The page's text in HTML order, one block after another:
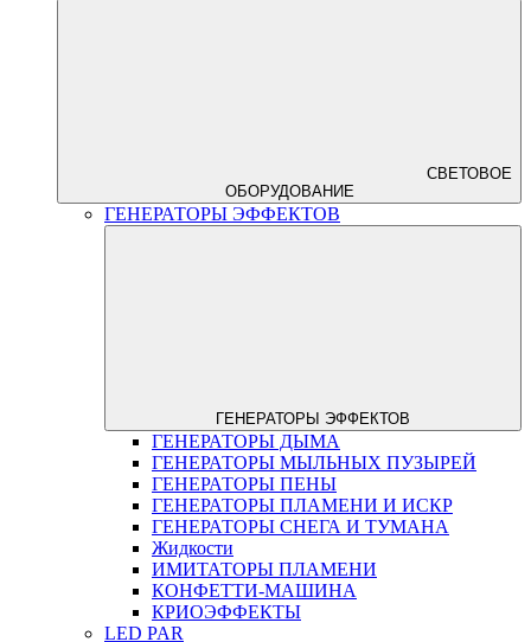
СВЕТОВОЕ
ОБОРУДОВАНИЕ
ГЕНЕРАТОРЫ ЭФФЕКТОВ
ГЕНЕРАТОРЫ ЭФФЕКТОВ
ГЕНЕРАТОРЫ ДЫМА
ГЕНЕРАТОРЫ МЫЛЬНЫХ ПУЗЫРЕЙ
ГЕНЕРАТОРЫ ПЕНЫ
ГЕНЕРАТОРЫ ПЛАМЕНИ И ИСКР
ГЕНЕРАТОРЫ СНЕГА И ТУМАНА
Жидкости
ИМИТАТОРЫ ПЛАМЕНИ
КОНФЕТТИ-МАШИНА
КРИОЭФФЕКТЫ
LED PAR